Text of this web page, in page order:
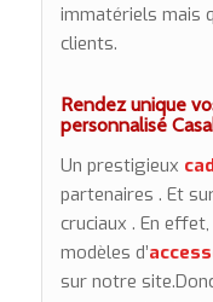
immatériels mais
clients.
Rendez unique
personnalisé
Un prestigieux
partenaires . Et
cruciaux . En
modèles d’
sur notre